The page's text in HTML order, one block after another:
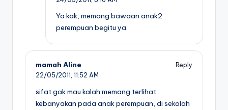
Ya kak, memang bawaan anak2
perempuan begitu ya.
mamah Aline
Reply
22/05/2011, 11:52 AM
sifat gak mau kalah memang terlihat
kebanyakan pada anak perempuan, di sekolah